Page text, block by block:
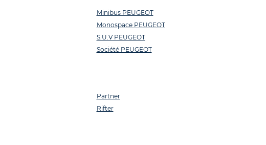
Minibus PEUGEOT
Monospace PEUGEOT
S.U.V PEUGEOT
Société PEUGEOT
Partner
Rifter